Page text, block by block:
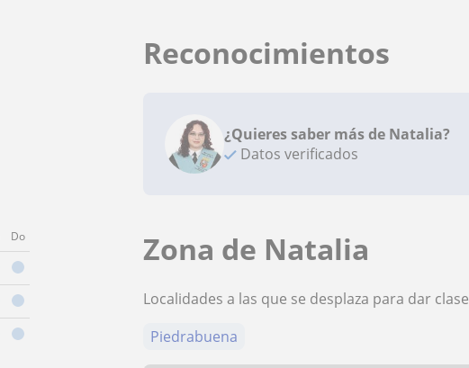
Do
Reconocimientos
¿Quieres saber más de Natalia?
Datos verificados
Zona de Natalia
Localidades a las que se desplaza para dar clase
Piedrabuena